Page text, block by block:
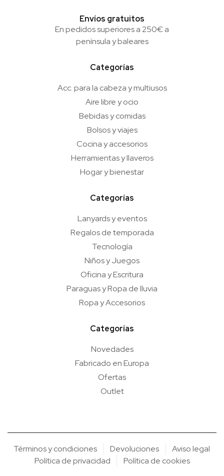
Envíos gratuitos
En pedidos superiores a 250€ a
península y baleares
Categorías
Acc. para la cabeza y multiusos
Aire libre y ocio
Bebidas y comidas
Bolsos y viajes
Cocina y accesorios
Herramientas y llaveros
Hogar y bienestar
Categorías
Lanyards y eventos
Regalos de temporada
Tecnología
Niños y Juegos
Oficina y Escritura
Paraguas y Ropa de lluvia
Ropa y Accesorios
Categorías
Novedades
Fabricado en Europa
Ofertas
Outlet
Términos y condiciones Devoluciones
Aviso legal
Política de privacidad
Política de cookies